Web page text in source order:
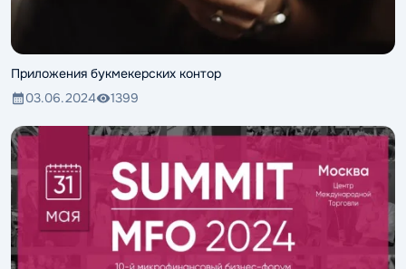
Приложения букмекерских контор
03.06.2024
1399